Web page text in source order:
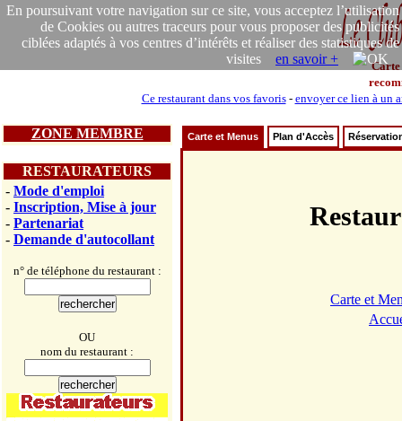
En poursuivant votre navigation sur ce site, vous acceptez l’utilisation
de Cookies ou autres traceurs pour vous proposer des publicités
ciblées adaptés à vos centres d’intérêts et réaliser des statistiques de
visites en savoir +
Carte
Ce restaurant dans vos favoris- envoyer ce lien à un
ZONE MEMBRE
RESTAURATEURS
- Mode d'emploi
- Inscription, Mise à jour
- Partenariat
- Demande d'autocollant
n° de téléphone du restaurant :
OU
nom du restaurant :
Carte et Menus Plan d'Accès
Carte et